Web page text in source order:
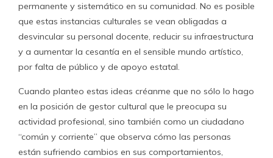
permanente y sistemático en su comunidad. No es posible
que estas instancias culturales se vean obligadas a
desvincular su personal docente, reducir su infraestructura
y a aumentar la cesantía en el sensible mundo artístico,
por falta de público y de apoyo estatal.
Cuando planteo estas ideas créanme que no sólo lo hago
en la posición de gestor cultural que le preocupa su
actividad profesional, sino también como un ciudadano
“común y corriente” que observa cómo las personas
están sufriendo cambios en sus comportamientos,